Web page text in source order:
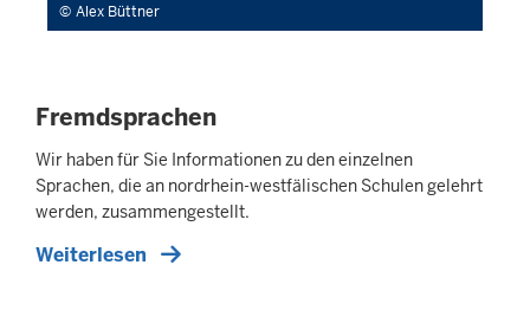
Alex Büttner
Fremdsprachen
Wir haben für Sie Informationen zu den einzelnen
Sprachen, die an nordrhein-westfälischen Schulen gelehrt
werden, zusammengestellt.
Weiterlesen